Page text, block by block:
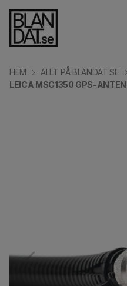
HEM
ALLT PÅ BLANDAT.SE
LEICA MSC1350 GPS-